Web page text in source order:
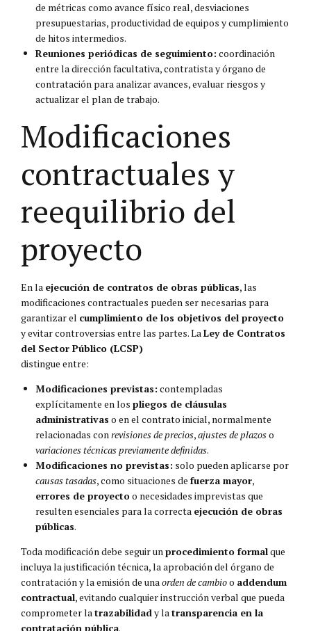
de métricas como avance físico real, desviaciones
presupuestarias, productividad de equipos y cumplimiento
de hitos intermedios.
Reuniones periódicas de seguimiento: coordinación
entre la dirección facultativa, contratista y órgano de
contratación para analizar avances, evaluar riesgos y
actualizar el plan de trabajo.
Modificaciones
contractuales y
reequilibrio del
proyecto
En la ejecución de contratos de obras públicas, las
modificaciones contractuales pueden ser necesarias para
garantizar el cumplimiento de los objetivos del proyecto
y evitar controversias entre las partes. LaLey de Contratos
del Sector Público (LCSP)
distingue entre:
Modificaciones previstas: contempladas
explícitamente en los pliegos de cláusulas
administrativas o en el contrato inicial, normalmente
relacionadas conrevisiones de precios,ajustes de plazoso
variaciones técnicas previamente definidas.
Modificaciones no previstas: solo pueden aplicarse por
causas tasadas, como situaciones de fuerza mayor,
errores de proyectoo necesidades imprevistas que
resulten esenciales para la correcta ejecución de obras
públicas.
Toda modificación debe seguir unprocedimiento formalque
incluya la justificación técnica, la aprobación del órgano de
contratación y la emisión de unaorden de cambioo addendum
contractual, evitando cualquier instrucción verbal que pueda
comprometer latrazabilidady latransparencia en la
contratación pública.